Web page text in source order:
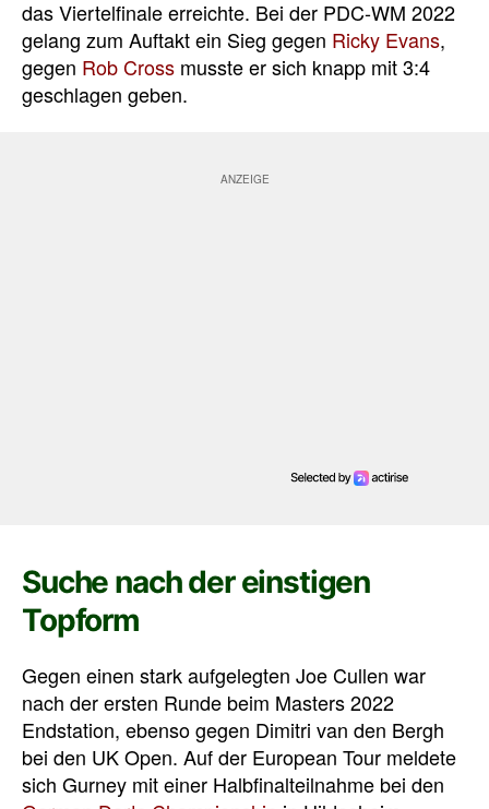
das Viertelfinale erreichte. Bei der PDC-WM 2022
gelang zum Auftakt ein Sieg gegen Ricky Evans,
gegen Rob Cross musste er sich knapp mit 3:4
geschlagen geben.
Suche nach der einstigen
Topform
Gegen einen stark aufgelegten Joe Cullen war
nach der ersten Runde beim Masters 2022
Endstation, ebenso gegen Dimitri van den Bergh
bei den UK Open. Auf der European Tour meldete
sich Gurney mit einer Halbfinalteilnahme bei den